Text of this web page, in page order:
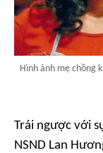
Hình ảnh mẹ chồng
Trái ngược với
NSND Lan